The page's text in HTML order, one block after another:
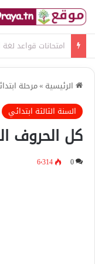
امتحانات قواعد لغة
الرئيسية »مرحلة
السنة الثالثة ابتدائي
كل الحروف
0 6٬314